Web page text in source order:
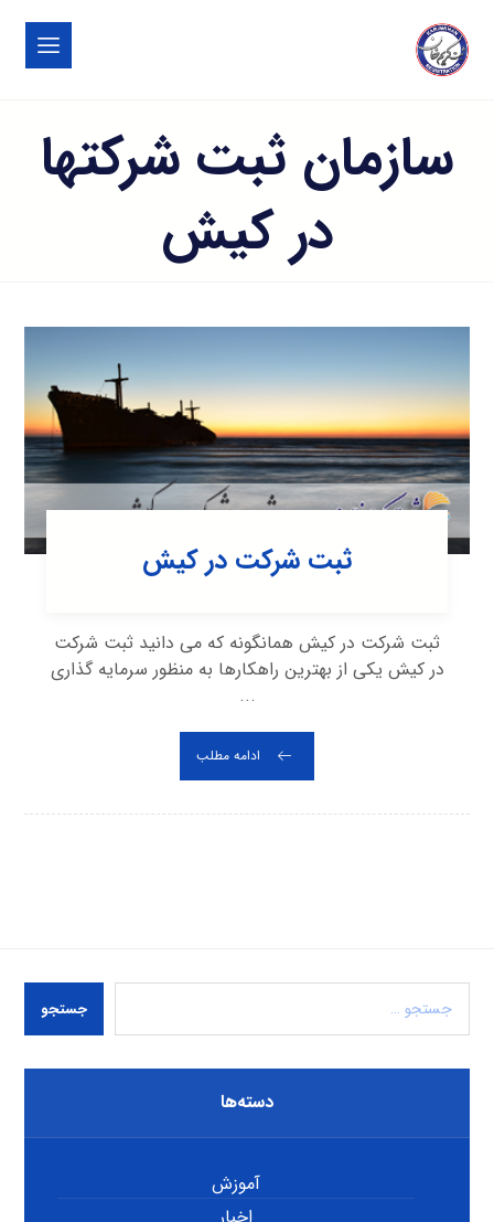
سازمان ثبت شرکتها
در کیش
ثبت شرکت در کیش
ثبت شرکت در کیش همانگونه که می دانید ثبت شرکت
در کیش یکی از بهترین راهکارها به منظور سرمایه گذاری
...
ادامه مطلب
جستجو
دسته‌ها
آموزش